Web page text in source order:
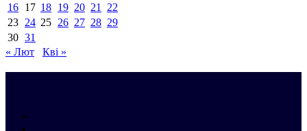
16 17 18 19 20 21
22
23 24 25 26 27 28 29
30 31
« Лют
Кві »